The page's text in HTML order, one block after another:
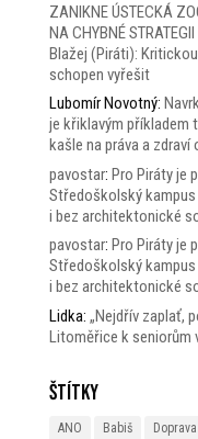
ZANIKNE ÚSTECKÁ
NA CHYBNÉ
Blažej (Piráti):
schopen vyřešit
Lubomír Novotný:
je křiklavým příkladem
kašle na práva a zdraví
pavostar: Pro Piráty je
Středoškolský
i bez architektonické
pavostar: Pro Piráty je
Středoškolský
i bez architektonické
Lidka: „Nejdřív zaplať,
Litoměřice k seniorům
Štítky
ANO Babiš Doprava